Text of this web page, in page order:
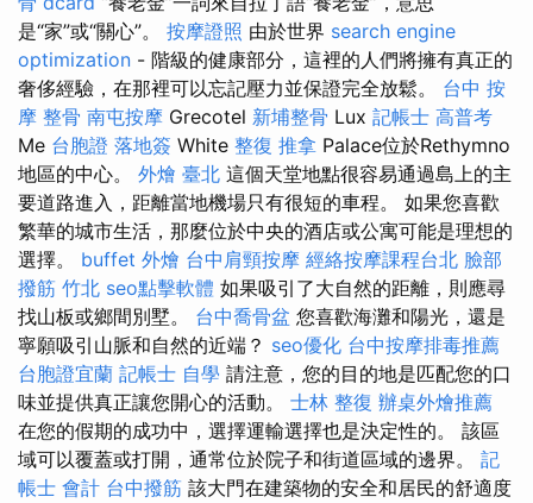
是“家”或“關心”。 按摩證照 由於世界 search engine
optimization - 階級的健康部分，這裡的人們將擁有真正的
奢侈經驗，在那裡可以忘記壓力並保證完全放鬆。 台中 按
摩 整骨 南屯按摩 Grecotel 新埔整骨 Lux 記帳士 高普考
Me 台胞證 落地簽 White 整復 推拿 Palace位於Rethymno
地區的中心。 外燴 臺北 這個天堂地點很容易通過島上的主
要道路進入，距離當地機場只有很短的車程。 如果您喜歡
繁華的城市生活，那麼位於中央的酒店或公寓可能是理想的
選擇。 buffet 外燴 台中肩頸按摩 經絡按摩課程台北 臉部
撥筋 竹北 seo點擊軟體 如果吸引了大自然的距離，則應尋
找山板或鄉間別墅。 台中喬骨盆 您喜歡海灘和陽光，還是
寧願吸引山脈和自然的近端？ seo優化 台中按摩排毒推薦
台胞證宜蘭 記帳士 自學 請注意，您的目的地是匹配您的口
味並提供真正讓您開心的活動。 士林 整復 辦桌外燴推薦
在您的假期的成功中，選擇運輸選擇也是決定性的。 該區
域可以覆蓋或打開，通常位於院子和街道區域的邊界。 記
帳士 會計 台中撥筋 該大門在建築物的安全和居民的舒適度